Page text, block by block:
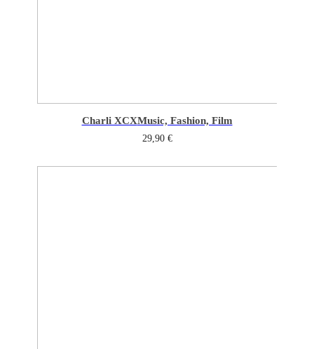
Charli XCXMusic, Fashion, Film
29,90 €